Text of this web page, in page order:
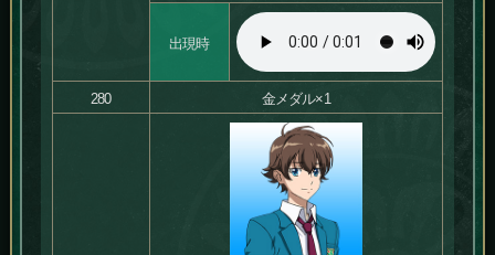
出現時
280 金メダル×1